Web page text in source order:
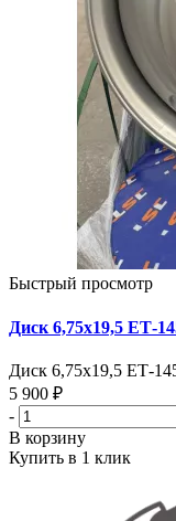
Быстрый просмотр
Диск 6,75х19,5 ЕТ-
Диск 6,75х19,5 ЕТ-
5 900 ₽
-
В корзину
Купить в 1 клик